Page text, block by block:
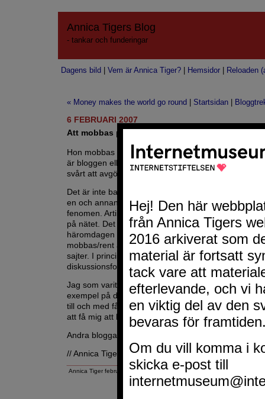
Annica Tigers Blog
- tankar och funderingar
Dagens bild Vem är Annica Tiger? Hemsidor Reloaden
« Money makes the world go round Startsidan
6 FEBRUARI 2007
Att mobbas på nätet är inget nytt
Hon mobbas för sin blog skriverAftonbladet. Jag vet
är bloggen eller personen bakom som mobbas, det
svårt att avgöra.
Det är inte bara unga kvinnliga bloggare som
en och annan man drabbas med all sannolikhet av
fenomen. Artikeln ger en fel bild av verkligheten.
på nätet. Det är ingen nyhet. Jag hörde på
häromdagen att det är många barn och ungdomar
mobbas/rent av hotas på sajter som Playahead och
sajter. I princip alla som lägger ut en hemsida och/
diskussionsforum på nätet kan drabbas av detta.
Jag som varit aktiv sedan 1996 på nätet har sett/
exempel på detta under årens lopp, en del riktigt
till och med fått mig att baxna, luttrad som jag är så
att få mig att baxna kan jag säga som en parantes.
Andra bloggar om:
// Annica Tiger
Annica Tiger februari 6, 2007 1:24 EM